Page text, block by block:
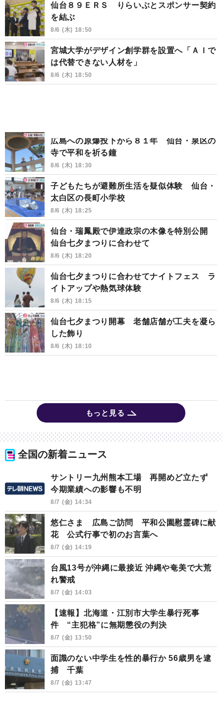
仙台８９ＥＲＳ りらいぶとスポンサー契約
を結ぶ
8/6 (木) 18:50
宮城大学がデザイン創学群を設置へ「ＡＩで
は代替できない人材を」
8/6 (木) 18:50
広島への原爆投下から８１年 仙台・泉区の
寺で平和を祈る鐘
8/6 (木) 18:30
子どもたちが避難所生活を疑似体験 仙台・
太白区の長町小学校
8/6 (木) 18:25
仙台・瑞鳳殿で伊達政宗の木像を特別公開
仙台七夕まつりに合わせて
8/6 (木) 18:20
仙台七夕まつりに合わせてナイトフェス ラ
イトアップや熱気球体験
8/6 (木) 18:15
仙台七夕まつり開幕 老舗店舗が工夫を凝ら
した飾り
8/6 (木) 18:10
もっと見る
全国の新着ニュース
サントリー九州熊本工場 再開めど立たず
今期業績への影響も不明
8/7 (金) 14:34
悠仁さま 広島ご訪問 平和公園慰霊碑に献
花 公式行事で初のお言葉へ
8/7 (金) 14:19
台風13号が沖縄に最接近 沖縄や奄美で大荒
れ警戒
8/7 (金) 14:03
【速報】北海道・江別市大学生暴行死事
件 “主犯格”に無期懲役の判決
8/7 (金) 13:50
面識のない中学生を性的暴行か 56歳男を逮
捕 千葉
8/7 (金) 13:47